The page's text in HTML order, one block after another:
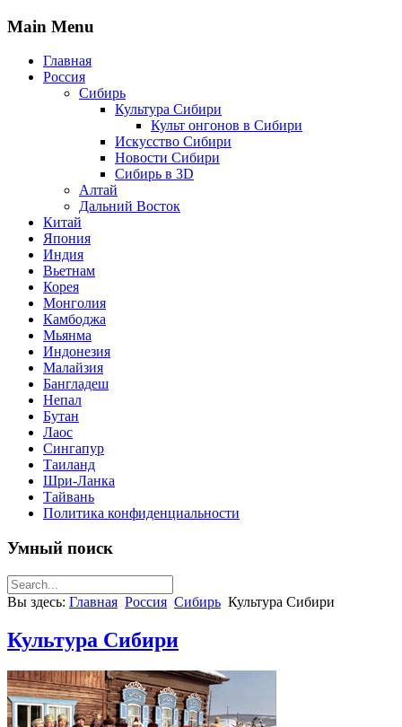
Main Menu
Главная
Россия
Сибирь
Культура Сибири
Культ онгонов в Сибири
Искусство Сибири
Новости Сибири
Сибирь в 3D
Алтай
Дальний Восток
Китай
Япония
Индия
Вьетнам
Корея
Монголия
Камбоджа
Мьянма
Индонезия
Малайзия
Бангладеш
Непал
Бутан
Лаос
Сингапур
Таиланд
Шри-Ланка
Тайвань
Политика конфиденциальности
Умный поиск
Вы здесь: Главная Россия Сибирь Культура Сибири
Культура Сибири